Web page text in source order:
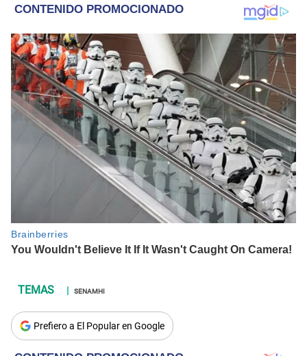
SENAMHI
Prefiero a El Popular en Google